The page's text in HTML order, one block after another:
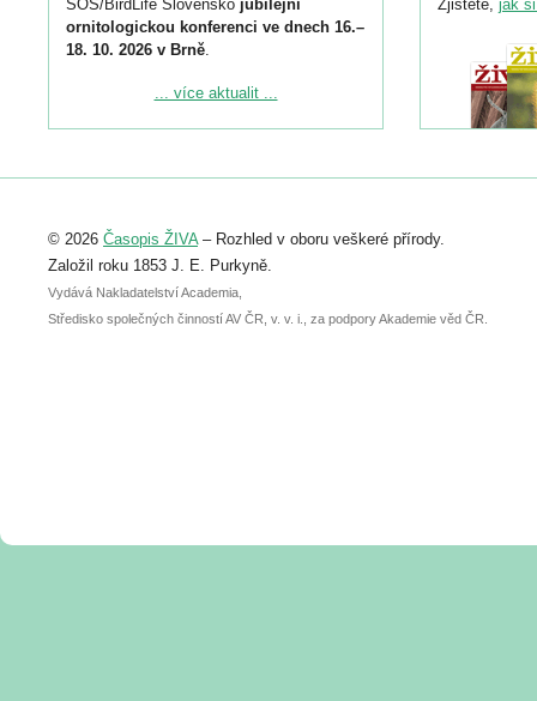
SOS/BirdLife Slovensko jubilejní
ornitologickou konferenci ve dnech 16.–
18. 10. 2026 v Brně.
Podrobnější informace ke konferenci
Registrovat se můžete do 6. září.
abstraktu přihlášené přednášky nebo
posteru je už 30. června.
... více aktualit ...
Zjistěte, jak
© 2026 Časopis ŽIVA– Rozhled v oboru veškeré přírody.
Založil roku 1853 J. E. Purkyně.
Vydává Nakladatelství Academia,
Středisko společných činností AV ČR, v. v. i., za podpory Akademie věd ČR.